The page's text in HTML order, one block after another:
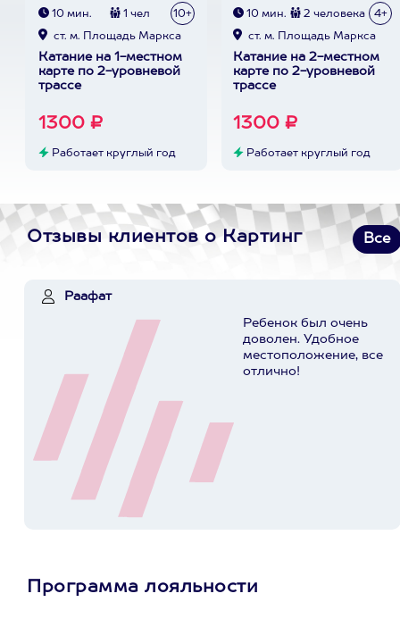
10 мин. 1 чел 10+
ст. м. Площадь Маркса
Катание на 1-местном
карте по 2-уровневой
трассе
1300 ₽
Работает круглый год
10 мин. 2 человека 4+
ст. м. Площадь Маркса
Катание на 2-местном
карте по 2-уровневой
трассе
1300 ₽
Работает круглый год
Отзывы клиентов о Картинг Все
Раафат
Ребенок был очень
доволен. Удобное
местоположение, все
отлично!
Программа лояльности